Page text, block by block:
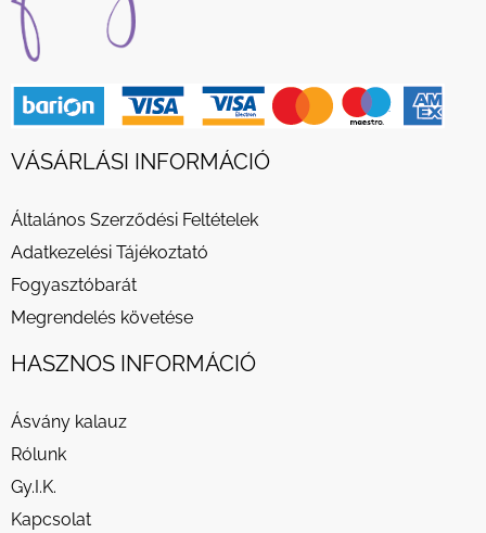
VÁSÁRLÁSI INFORMÁCIÓ
Általános Szerződési Feltételek
Adatkezelési Tájékoztató
Fogyasztóbarát
Megrendelés követése
HASZNOS INFORMÁCIÓ
Ásvány kalauz
Rólunk
Gy.I.K.
Kapcsolat